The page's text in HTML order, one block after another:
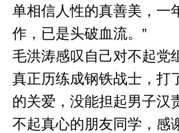
单相信人性的真善美，一
作，已是头破血流。”
毛洪涛感叹自己对不起党
真正历练成钢铁战士，打
的关爱，没能担起男子汉
不起真心的朋友同学，感